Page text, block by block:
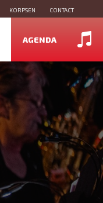
KORPSEN CONTACT
AGENDA